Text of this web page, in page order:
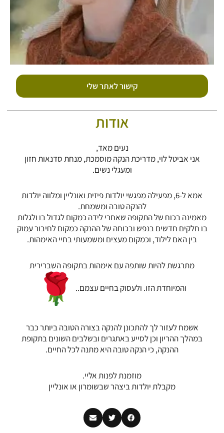
קישור לאתר שלי
אודות
נעים מאד,
אני אביטל לוי, מדריכת הנקה מוסמכת, מנחת סדנאות חזון
ומעגלי נשים.
אמא ל-6, מפעילה מפגשי יולדות פיזית ואונליין ומלווה יולדות
להנקה טובה ומשמחת.
מאמינה בכוח של התקופה שאחרי לידה כמקום לגדול בו ולגלות
בו חלקים חדשים בנפש ובכוחה של ההנקה כמקום לחיבור עמוק
בין האם לילוד, וכמקום מעצים ומשמעותי בחיי האימהות.
מתרגשת להיות שותפה עם אימהות בתקופה השברירית
והמיוחדת הזו. ולעסוק בחיים עצמם..
אשמח לעזור לך להתכונן להנקה בצורה הטובה ביותר כבר
במהלך ההריון וכן לסייע באתגרים ובשלבים השונים בתקופת
ההנקה, כי הנקה טובה היא מתנה לכל החיים.
מוזמנת לפנות אליי.
מקבלת יולדות ביצהר שבשומרון או אונליין